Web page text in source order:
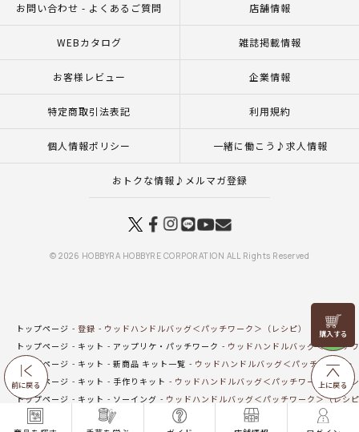
前に戻る
リリヤン
フェア
上に戻る
お問い合わせ - よくあるご質問 店舗情報
WEBカタログ 雑誌掲載情報
お客様レビュー 企業情報
特定商取引法表記 利用規約
個人情報ポリシー 一緒に働こう♪求人情報
おトクな情報♪メルマガ登録
© 2026 HOBBYRA HOBBYRE CORPORATION ALL Rights Reserved
トップページ 登録
ウッドハンドルバッグ＜パッチワーク＞（レシピ）
トップページ
キット アップリケ・パッチワーク
ウッドハンドルバッグ＜パッチ
トップページ
キット 新商品 キット一覧
ウッドハンドルバッグ＜パッチワーク＞
トップページ
キット 手作りキット
ウッドハンドルバッグ＜パッチワーク＞（レ
トップページ
キット ソーイング
ウッドハンドルバッグ＜パッチワーク＞（レシ
トップページ
キット バッグ・ポーチ ウッドハンドルバッグ＜パッチワーク＞（